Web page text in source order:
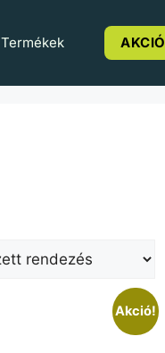
Termékek AKCIÓ
Akció!